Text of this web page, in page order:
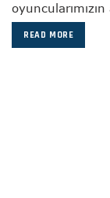
READ MORE